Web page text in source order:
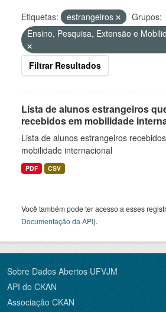
Etiquetas: estrangeiros
Grupos:
Ensino, Pesquisa, Extensão e
Filtrar Resultados
Lista de alunos estrangeiros
recebidos em mobilidade
Lista de alunos estrangeiros
mobilidade internacional
PDF CSV
Você também pode ter acesso a esses
Documentação da API).
Sobre Dados Abertos UFVJM
API do CKAN
Associação CKAN